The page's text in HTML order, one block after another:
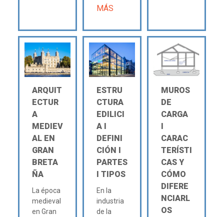
MÁS
ARQUIT
ECTUR
A
MEDIEV
AL EN
GRAN
BRETA
ÑA
La época
medieval
en Gran
ESTRU
CTURA
EDILICI
A Ι
DEFINI
CIÓN Ι
PARTES
Ι TIPOS
En la
industria
de la
MUROS
DE
CARGA
Ι
CARAC
TERÍSTI
CAS Y
CÓMO
DIFERE
NCIARL
OS